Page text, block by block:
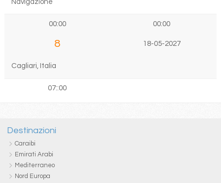
Navigazione
00:00 00:00
8 18-05-2027
Cagliari, Italia
07::00
Destinazioni
Caraibi
Emirati Arabi
Mediterraneo
Nord Europa